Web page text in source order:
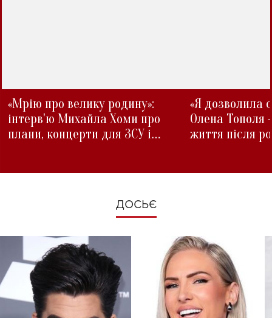
«Мрію про велику родину»:
інтерв'ю Михайла Хоми про
плани, концерти для ЗСУ і
«Я дозволила
Олена Тополя
життя після
ДОСЬЄ